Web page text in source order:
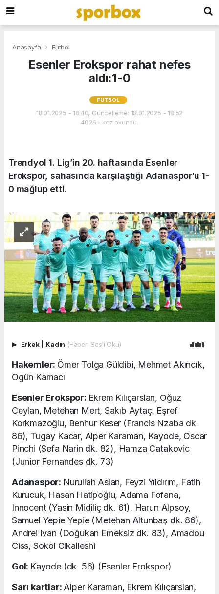
Anasayfa Futbol
Esenler Erokspor rahat nefes
aldı:1-0
FUTBOL
18.01.2025 - 18:40, Güncelleme: 18.01.2025 - 18:52
4026+ kez okundu.
Trendyol 1. Lig’in 20. haftasında Esenler
Erokspor, sahasında karşılaştığı Adanaspor’u 1-
0 mağlup etti.
Erkek Kadın (Haberi Sesli Oku)
Hakemler: Ömer Tolga Güldibi, Mehmet Akıncık,
Ogün Kamacı
Esenler Erokspor: Ekrem Kılıçarslan, Oğuz
Ceylan, Metehan Mert, Sakıb Aytaç, Eşref
Korkmazoğlu, Benhur Keser (Francis Nzaba dk.
86), Tugay Kacar, Alper Karaman, Kayode, Oscar
Pinchi (Sefa Narin dk. 82), Hamza Catakovic
(Junior Fernandes dk. 73)
Adanaspor: Nurullah Aslan, Feyzi Yıldırım, Fatih
Kurucuk, Hasan Hatipoğlu, Adama Fofana,
Innocent (Yasin Midiliç dk. 61), Harun Alpsoy,
Samuel Yepie Yepie (Metehan Altunbaş dk. 86),
Andrei Ivan (Doğukan Emeksiz dk. 83), Amadou
Ciss, Sokol Cikalleshi
Gol: Kayode (dk. 56) (Esenler Erokspor)
Sarı kartlar:Alper Karaman, Ekrem Kılıçarslan,